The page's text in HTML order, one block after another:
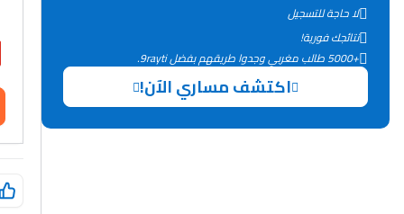
لا حاجة للتسجيل
نتائجك فورية!
+5000 طالب مغربي وجدوا طريقهم بفضل 9rayti.
اكتشف مساري الآن!